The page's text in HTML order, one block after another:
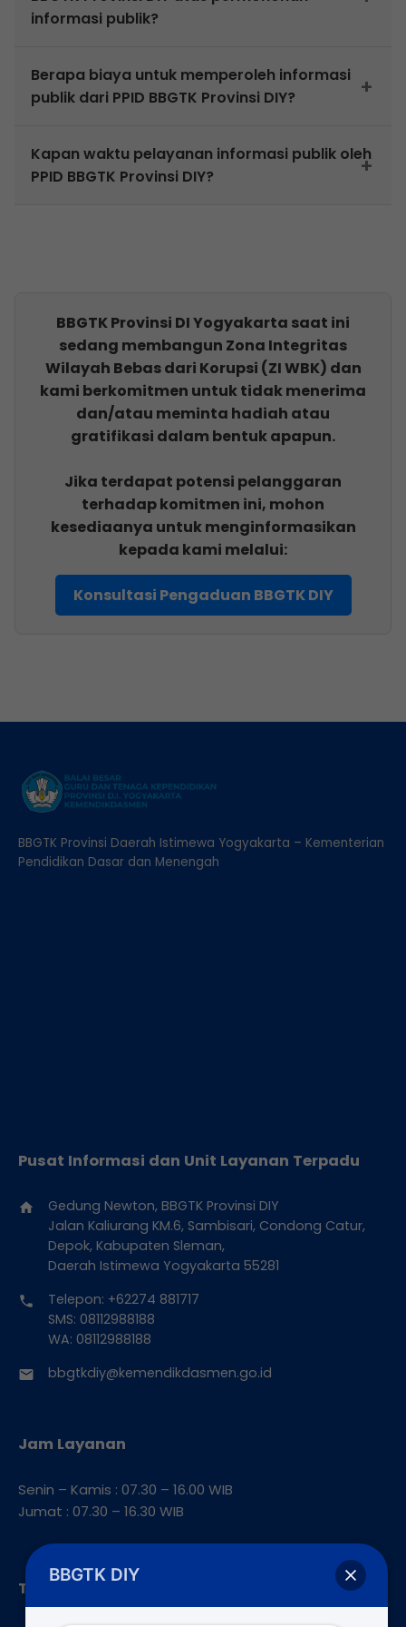
permohonan informasi yang dipergunakan saat
informasi publik?
Tanggapan dari PPID akan disampaikan paling
lambat 2 (dua) hari kerja sejak diterimanya
jika belum tersedia memerlukan penambahan 2
(dua) hari kerja berikutnya.
Berapa biaya untuk memperoleh informasi
publik dari PPID BBGTK Provinsi DIY?
Layanan informasi ini tidak dipunggut biaya dan
dilayani dengan gratis.
Kapan waktu pelayanan informasi publik oleh
PPID BBGTK Provinsi DIY?
BBGTK Provinsi DI Yogyakarta saat ini
sedang membangun Zona Integritas
Wilayah Bebas dari Korupsi (ZI WBK) dan
kami berkomitmen untuk tidak menerima
dan/atau meminta hadiah atau
gratifikasi dalam bentuk apapun.
Jika terdapat potensi pelanggaran
terhadap komitmen ini, mohon
kesediaanya untuk menginformasikan
kepada kami melalui:
Konsultasi Pengaduan BBGTK DIY
BBGTK Provinsi Daerah Istimewa Yogyakarta – Kementerian
Pendidikan Dasar dan Menengah
Pusat Informasi dan Unit Layanan Terpadu
Gedung Newton, BBGTK Provinsi DIY
Jalan Kaliurang KM.6, Sambisari, Condong Catur,
Depok, Kabupaten Sleman,
Daerah Istimewa Yogyakarta 55281
Telepon: +62274 881717
SMS: 08112988188
WA: 08112988188
bbgtkdiy@kemendikdasmen.go.id
Jam Layanan
Senin – Kamis : 07.30 – 16.00 WIB
Jumat : 07.30 – 16.30 WIB
Tautan Terkait
BBGTK DIY